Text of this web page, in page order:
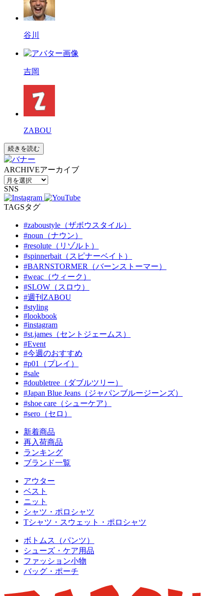
谷川
吉岡
ZABOU
続きを読む
ARCHIVEアーカイブ
SNS
TAGSタグ
#zaboustyle（ザボウスタイル）
#noun（ナウン）
#resolute（リゾルト）
#spinnerbait（スピナーベイト）
#BARNSTORMER（バーンストーマー）
#weac（ウィーク）
#SLOW（スロウ）
#週刊ZABOU
#styling
#lookbook
#instagram
#st.james（セントジェームス）
#Event
#今週のおすすめ
#p01（プレイ）
#sale
#doubletree（ダブルツリー）
#Japan Blue Jeans（ジャパンブルージーンズ）
#shoe care（シューケア）
#sero（セロ）
新着商品
再入荷商品
ランキング
ブランド一覧
アウター
ベスト
ニット
シャツ・ポロシャツ
Tシャツ・スウェット・ポロシャツ
ボトムス（パンツ）
シューズ・ケア用品
ファッション小物
バッグ・ポーチ